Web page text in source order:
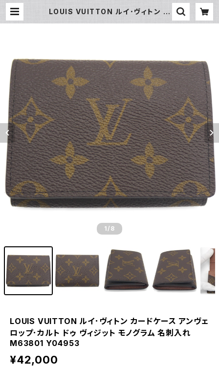
LOUIS VUITTON ルイ･ヴィトン カ
1 /8
LOUIS VUITTON ルイ･ヴィトン カードケース アンヴェ
ロップ･カルト ドゥ ヴィジット モノグラム 名刺入れ
M63801 Y04953
¥42,000